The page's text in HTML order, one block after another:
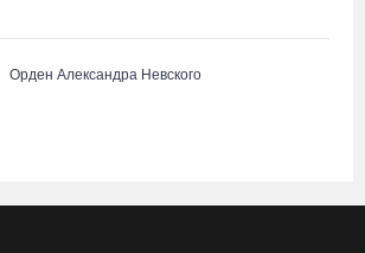
Орден Александра Невского